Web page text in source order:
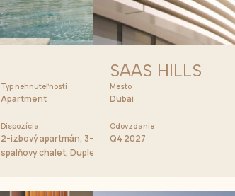
Typ nehnuteľnosti
Apartment
Dispozícia
2-izbový apartmán, 3-izbový apartmán, 4-izbový
spálňový chalet, Duplexy, Penthouse
SAAS HILLS
Mesto
Dubai
Odovzdanie
Q4 2027